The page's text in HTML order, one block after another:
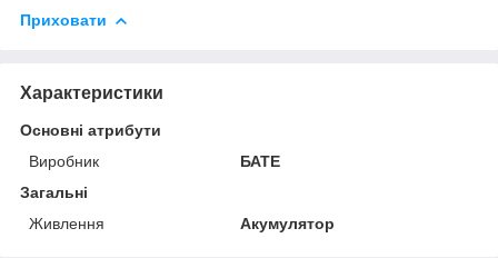
Приховати
Характеристики
Основні атрибути
Виробник
БАТЕ
Загальні
Живлення
Акумулятор